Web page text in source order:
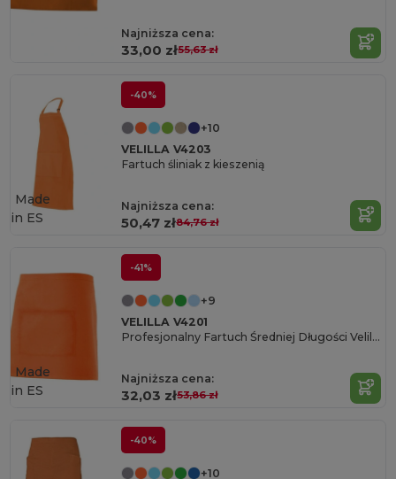
Najniższa cena:
33,00 zł55,63 zł
-40%
+10
VELILLA V4203
Fartuch śliniak z kieszenią
Najniższa cena:
50,47 zł84,76 zł
Made
in ES
-41%
+9
VELILLA V4201
Profesjonalny Fartuch Średniej Długości Velilla
Najniższa cena:
32,03 zł53,86 zł
Made
in ES
-40%
+10